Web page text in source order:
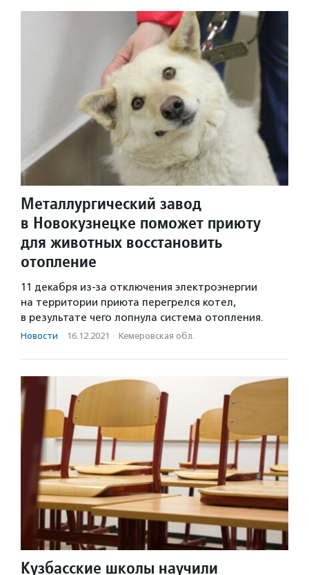
Металлургический завод
в Новокузнецке поможет приюту
для животных восстановить
отопление
11 декабря из-за отключения электроэнергии
на территории приюта перегрелся котел,
в результате чего лопнула система отопления.
Новости · 16.12.2021 · Кемеровская обл.
Кузбасские школы научили